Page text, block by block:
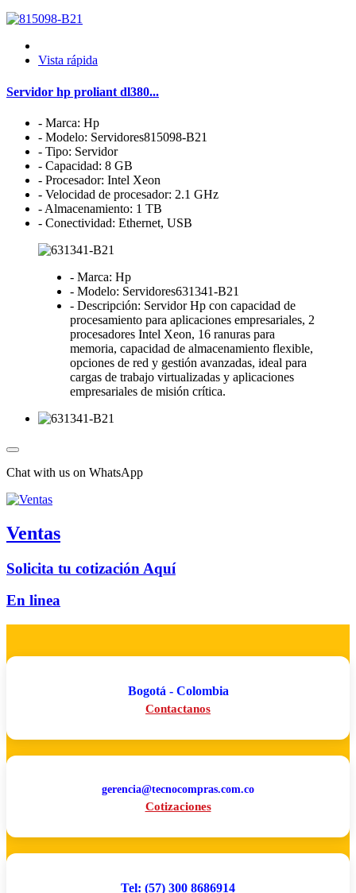
Vista rápida
Servidor hp proliant dl380...
- Marca: Hp
- Modelo: Servidores815098-B21
- Tipo: Servidor
- Capacidad: 8 GB
- Procesador: Intel Xeon
- Velocidad de procesador: 2.1 GHz
- Almacenamiento: 1 TB
- Conectividad: Ethernet, USB
- Marca: Hp
- Modelo: Servidores631341-B21
- Descripción: Servidor Hp con capacidad de
procesamiento para aplicaciones empresariales, 2
procesadores Intel Xeon, 16 ranuras para
memoria, capacidad de almacenamiento flexible,
opciones de red y gestión avanzadas, ideal para
cargas de trabajo virtualizadas y aplicaciones
empresariales de misión crítica.
Chat with us on WhatsApp
Ventas
Solicita tu cotización Aquí
En linea
Bogotá - Colombia
Contactanos
gerencia@tecnocompras.com.co
Cotizaciones
Tel: (57) 300 8686914